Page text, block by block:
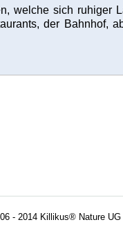
welche sich ruhiger
der Bahnhof,
- 2014 Killikus® Nature UG